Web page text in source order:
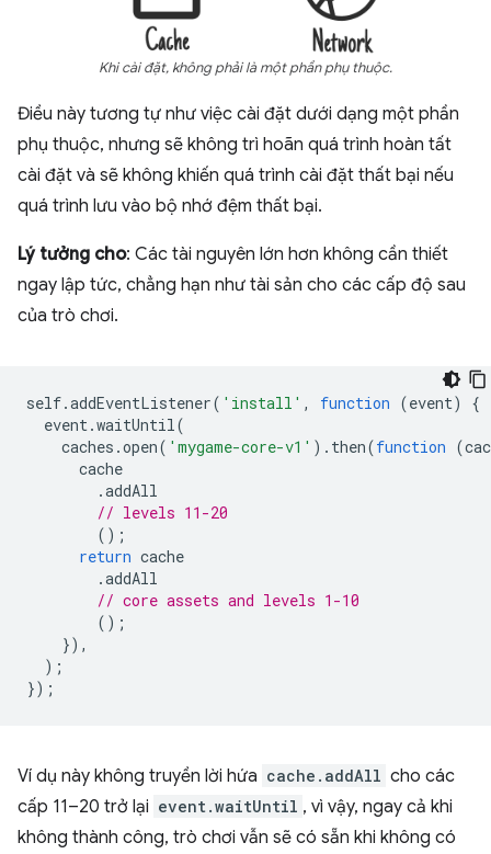
Khi cài đặt, không phải là một phần phụ thuộc.
Điều này tương tự như việc cài đặt dưới dạng một phần
phụ thuộc, nhưng sẽ không trì hoãn quá trình hoàn tất
cài đặt và sẽ không khiến quá trình cài đặt thất bại nếu
quá trình lưu vào bộ nhớ đệm thất bại.
Lý tưởng cho: Các tài nguyên lớn hơn không cần thiết
ngay lập tức, chẳng hạn như tài sản cho các cấp độ sau
của trò chơi.
self.addEventListener( 'install' , function (event)
{
event.waitUntil(
caches .open( 'mygame-core-v1' ). then(function (
cache
.addAll
// levels 11-20
();
return cache
.addAll
// core assets and levels 1-10
();
}),
);
});
Ví dụ này không truyền lời hứa cache.addAll cho các
cấp 11–20 trở lại event.waitUntil , vì vậy, ngay cả khi
không thành công, trò chơi vẫn sẽ có sẵn khi không có